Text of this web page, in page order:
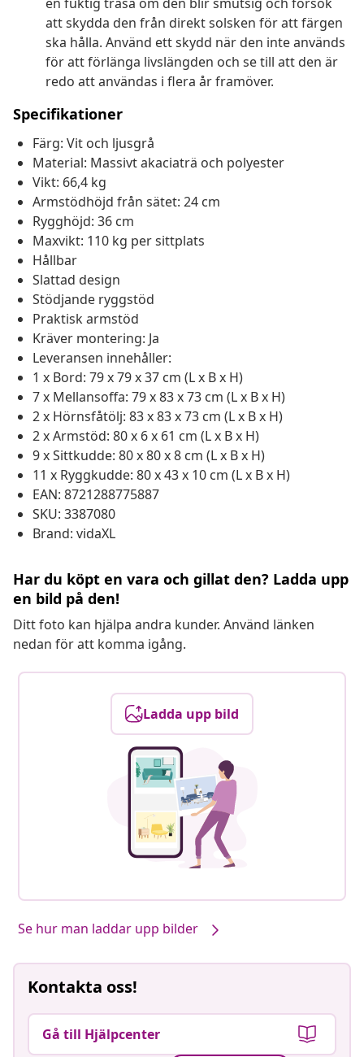
att skydda den från direkt solsken för att färgen
ska hålla. Använd ett skydd när den inte används
för att förlänga livslängden och se till att den är
redo att användas i flera år framöver.
Specifikationer
Färg: Vit och ljusgrå
Material: Massivt akaciaträ och polyester
Vikt: 66,4 kg
Armstödhöjd från sätet: 24 cm
Rygghöjd: 36 cm
Maxvikt: 110 kg per sittplats
Hållbar
Slattad design
Stödjande ryggstöd
Praktisk armstöd
Kräver montering: Ja
Leveransen innehåller:
1 x Bord: 79 x 79 x 37 cm (L x B x H)
7 x Mellansoffa: 79 x 83 x 73 cm (L x B x H)
2 x Hörnsfåtölj: 83 x 83 x 73 cm (L x B x H)
2 x Armstöd: 80 x 6 x 61 cm (L x B x H)
9 x Sittkudde: 80 x 80 x 8 cm (L x B x H)
11 x Ryggkudde: 80 x 43 x 10 cm (L x B x H)
EAN: 8721288775887
SKU: 3387080
Brand: vidaXL
Har du köpt en vara och gillat den? Ladda upp
en bild på den!
Ditt foto kan hjälpa andra kunder. Använd länken
nedan för att komma igång.
Ladda upp bild
Se hur man laddar upp bilder
Kontakta oss!
Gå till Hjälpcenter